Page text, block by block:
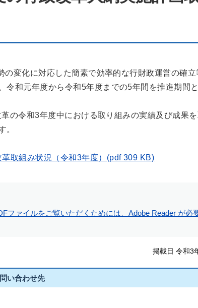
変化に対応した簡素で効率的な行財政運営の確
令和元年度から令和5年度までの5年間を推進期間
の令和3年度中における取り組みの実績及び成果
。
取組み状況（令和3年度）(pdf 309 KB)
ファイルをご覧いただくためには、Adobe Reader が必
掲載日 令和3
い合わせ先